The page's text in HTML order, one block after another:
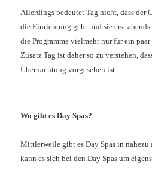
Allerdings bedeutet Tag nicht, dass der
die Einrichtung geht und sie erst
die Programme vielmehr nur für ein
Zusatz Tag ist daher so zu verstehen,
Übernachtung vorgesehen ist.
Wo gibt es Day Spas?
Mittlerweile gibt es Day Spas in nahezu
kann es sich bei den Day Spas um